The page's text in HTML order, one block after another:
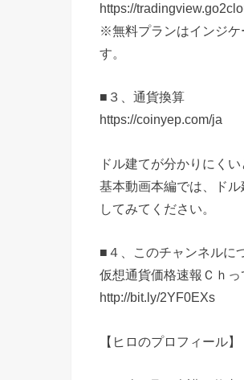
https://
※無料プランはインジケ
す。
■３、通貨換算
https://coinyep.com/ja
ドル建てが分かりにく
基本動画本編では、ド
してみてください。
■４、このチャンネルに
仮想通貨価格速報Ｃｈっ
http://bit.ly/2YF0EXs
【ヒロのプロフィール】